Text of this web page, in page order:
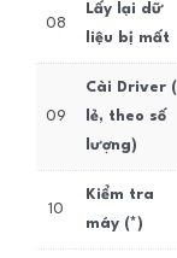
08
Lấy lại dữ
liệu bị mất
09
Cài Driver (
lẻ, theo số
lượng)
10
Kiểm tra
máy (*)